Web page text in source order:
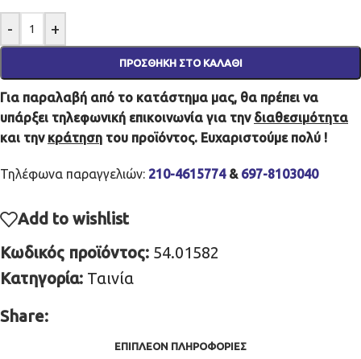
- +
ΠΡΟΣΘΉΚΗ ΣΤΟ ΚΑΛΆΘΙ
Για παραλαβή από το κατάστημα μας, θα πρέπει να
υπάρξει τηλεφωνική επικοινωνία για την διαθεσιμότητα
και την κράτηση του προϊόντος. Ευχαριστούμε πολύ !
Τηλέφωνα παραγγελιών: 210-4615774& 697-8103040
Add to wishlist
Κωδικός προϊόντος: 54.01582
Κατηγορία: Ταινία
Share:
ΕΠΙΠΛΈΟΝ ΠΛΗΡΟΦΟΡΊΕΣ